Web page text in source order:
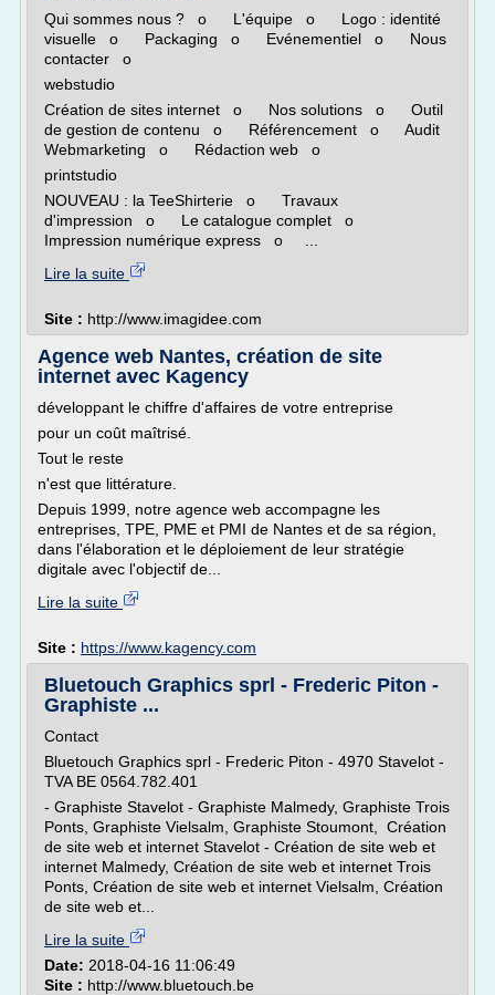
Qui sommes nous ? o L'équipe o Logo : identité
visuelle o Packaging o Evénementiel o Nous
contacter o
webstudio
Création de sites internet o Nos solutions o Outil
de gestion de contenu o Référencement o Audit
Webmarketing o Rédaction web o
printstudio
NOUVEAU : la TeeShirterie o Travaux
d'impression o Le catalogue complet o
Impression numérique express o ...
Lire la suite
Site : http://www.imagidee.com
Agence web Nantes, création de site
internet avec Kagency
développant le chiffre d'affaires de votre entreprise
pour un coût maîtrisé.
Tout le reste
n'est que littérature.
Depuis 1999, notre agence web accompagne les
entreprises, TPE, PME et PMI de Nantes et de sa région,
dans l'élaboration et le déploiement de leur stratégie
digitale avec l'objectif de...
Lire la suite
Site : https://www.kagency.com
Bluetouch Graphics sprl - Frederic Piton -
Graphiste ...
Contact
Bluetouch Graphics sprl - Frederic Piton - 4970 Stavelot -
TVA BE 0564.782.401
- Graphiste Stavelot - Graphiste Malmedy, Graphiste Trois
Ponts, Graphiste Vielsalm, Graphiste Stoumont, Création
de site web et internet Stavelot - Création de site web et
internet Malmedy, Création de site web et internet Trois
Ponts, Création de site web et internet Vielsalm, Création
de site web et...
Lire la suite
Date: 2018-04-16 11:06:49
Site : http://www.bluetouch.be